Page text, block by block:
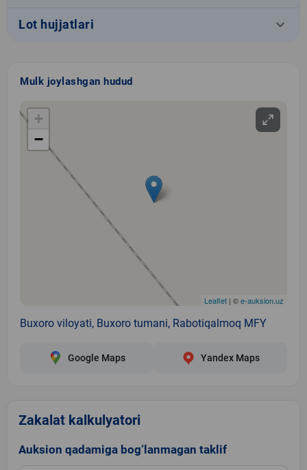
Lot hujjatlari keyboard_arrow_down
Mulk joylashgan hudud
+
−
Leaflet | ©e-auksion.uz
Buxoro viloyati, Buxoro tumani, Rabotiqalmoq MFY
Google Maps Yandex Maps
Zakalat kalkulyatori
Auksion qadamiga bog‘lanmagan taklif